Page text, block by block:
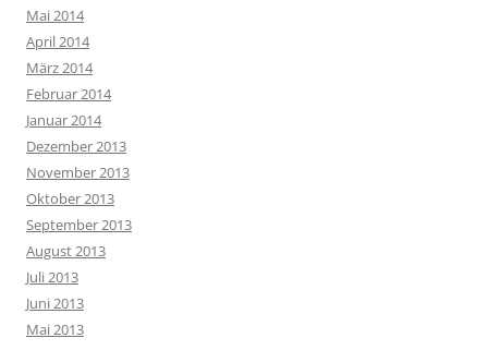
Mai 2014
April 2014
März 2014
Februar 2014
Januar 2014
Dezember 2013
November 2013
Oktober 2013
September 2013
August 2013
Juli 2013
Juni 2013
Mai 2013